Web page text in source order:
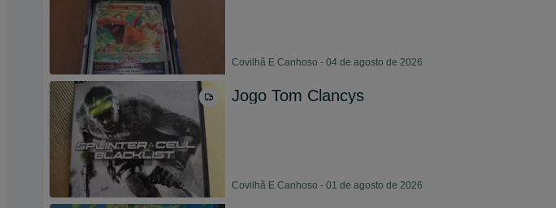
Covilhã E Canhoso - 04 de agosto de 2026
Jogo Tom Clancys
Covilhã E Canhoso - 01 de agosto de 2026